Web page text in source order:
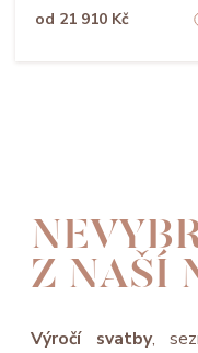
od 21 910 Kč
Z NAŠÍ
Výročí svatby,